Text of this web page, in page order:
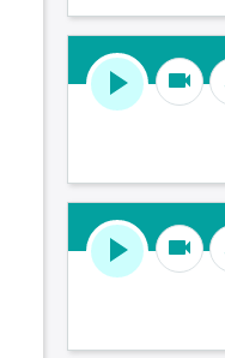
videocam
videocam